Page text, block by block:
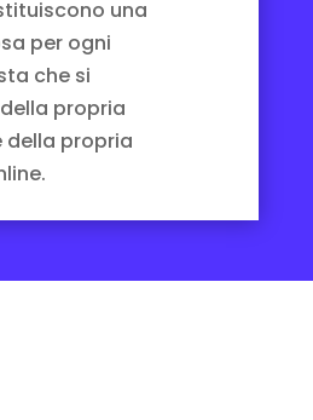
una
per ogni
che si
propria
della propria